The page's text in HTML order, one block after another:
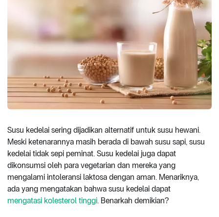
Susu kedelai sering dijadikan alternatif untuk susu hewani.
Meski ketenarannya masih berada di bawah susu sapi, susu
kedelai tidak sepi peminat. Susu kedelai juga dapat
dikonsumsi oleh para vegetarian dan mereka yang
mengalami intoleransi laktosa dengan aman. Menariknya,
ada yang mengatakan bahwa susu kedelai dapat
mengatasi kolesterol tinggi. Benarkah demikian?